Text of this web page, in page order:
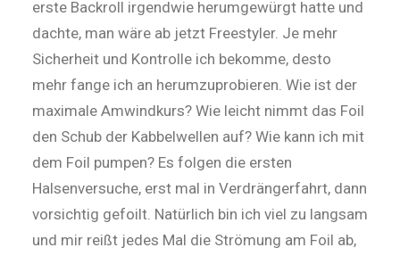
erste Backroll irgendwie herumgewürgt hatte und
dachte, man wäre ab jetzt Freestyler. Je mehr
Sicherheit und Kontrolle ich bekomme, desto
mehr fange ich an herumzuprobieren. Wie ist der
maximale Amwindkurs? Wie leicht nimmt das Foil
den Schub der Kabbelwellen auf? Wie kann ich mit
dem Foil pumpen? Es folgen die ersten
Halsenversuche, erst mal in Verdrängerfahrt, dann
vorsichtig ge­foilt. Natürlich bin ich viel zu lang­sam
und mir reißt jedes Mal die Strö­mung am Foil ab,